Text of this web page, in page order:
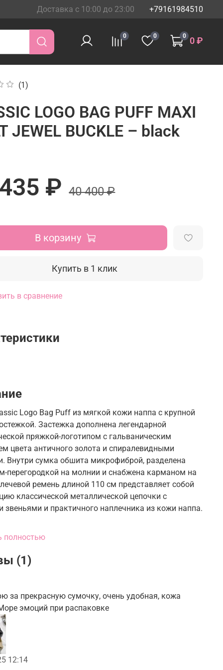
Доставка с 10:00 до 23:00 +79161984510
0 0 0 0 ₽
(1)
LOGO BAG PUFF MAXI
JEWEL BUCKLE – black
₽ 40 400 ₽
В корзину
Купить в 1 клик
в сравнение
Logo Bag Puff из мягкой кожи наппа с крупной
Застежка дополнена легендарной
пряжкой-логотипом с гальваническим
цвета античного золота и спиралевидными
Внутри сумка обшита микрофиброй, разделена
перегородкой на молнии и снабжена карманом на
ремень длиной 110 см представляет собой
классической металлической цепочки с
звеньями и практичного наплечника из кожи наппа.
материал: Овечья кожа 100%
ЦАМ 100%
cm
cm
полностью
(1)
за прекрасную сумочку, очень удобная, кожа
эмоций при распаковке
12:14